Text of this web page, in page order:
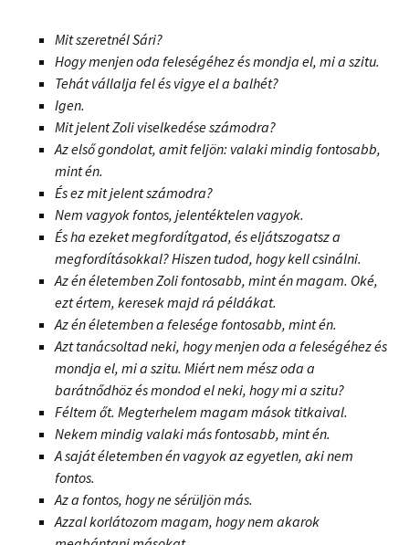
Mit szeretnél Sári?
Hogy menjen oda feleségéhez és mondja el, mi a szitu.
Tehát vállalja fel és vigye el a balhét?
Igen.
Mit jelent Zoli viselkedése számodra?
Az első gondolat, amit feljön: valaki mindig fontosabb,
mint én.
És ez mit jelent számodra?
Nem vagyok fontos, jelentéktelen vagyok.
És ha ezeket megfordítgatod, és eljátszogatsz a
megfordításokkal? Hiszen tudod, hogy kell csinálni.
Az én életemben Zoli fontosabb, mint én magam. Oké,
ezt értem, keresek majd rá példákat.
Az én életemben a felesége fontosabb, mint én.
Azt tanácsoltad neki, hogy menjen oda a feleségéhez és
mondja el, mi a szitu. Miért nem mész oda a
barátnődhöz és mondod el neki, hogy mi a szitu?
Féltem őt. Megterhelem magam mások titkaival.
Nekem mindig valaki más fontosabb, mint én.
A saját életemben én vagyok az egyetlen, aki nem
fontos.
Az a fontos, hogy ne sérüljön más.
Azzal korlátozom magam, hogy nem akarok